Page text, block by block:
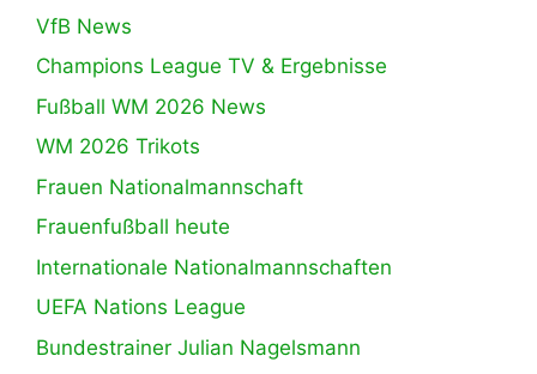
VfB News
Champions League TV & Ergebnisse
Fußball WM 2026 News
WM 2026 Trikots
Frauen Nationalmannschaft
Frauenfußball heute
Internationale Nationalmannschaften
UEFA Nations League
Bundestrainer Julian Nagelsmann